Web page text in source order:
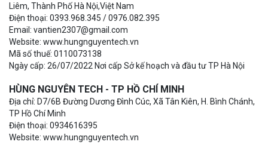
Liêm, Thành Phố Hà Nội,Việt Nam
Điện thoại: 0393.968.345 / 0976.082.395
Email: vantien2307@gmail.com
Website: www.hungnguyentech.vn
Mã số thuế: 0110073138
Ngày cấp: 26/07/2022 Nơi cấp Sở kế hoạch và đầu tư TP Hà Nội
HÙNG NGUYÊN TECH - TP HỒ CHÍ MINH
Địa chỉ: D7/6B Đường Dương Đình Cúc, Xã Tân Kiên, H. Bình Chánh,
TP Hồ Chí Minh
Điện thoại: 0934616395
Website: www.hungnguyentech.vn